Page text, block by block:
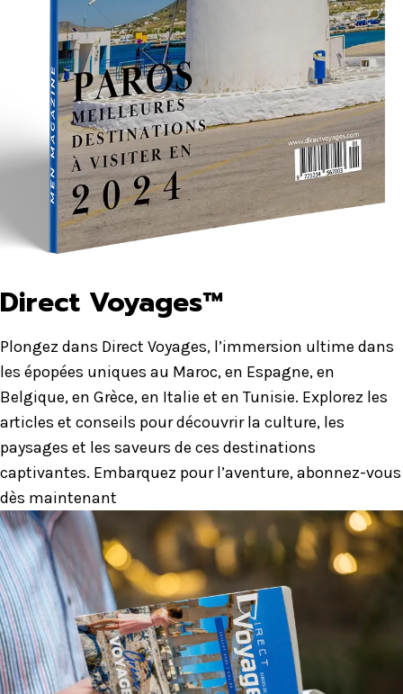
Direct Voyages™
Plongez dans Direct Voyages, l’immersion ultime dans
les épopées uniques au Maroc, en Espagne, en
Belgique, en Grèce, en Italie et en Tunisie. Explorez les
articles et conseils pour découvrir la culture, les
paysages et les saveurs de ces destinations
captivantes. Embarquez pour l’aventure, abonnez-vous
dès maintenant